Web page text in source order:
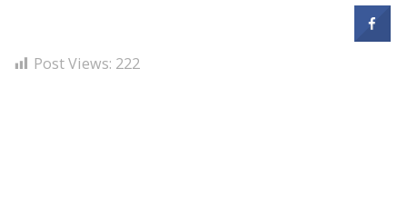
Post Views: 222